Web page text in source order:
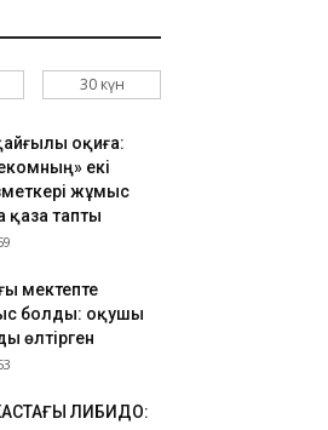
30 күн
қайғылы оқиға:
екі
жұмыс
қаза тапты
мектепте
болды: оқушы
өлтірген
ЛИБИДО: